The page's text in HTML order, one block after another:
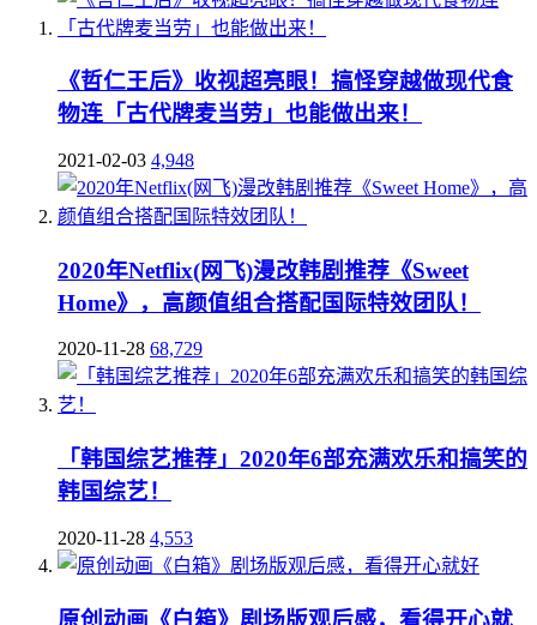
《哲仁王后》收视超亮眼！搞怪穿越做现代食
物连「古代牌麦当劳」也能做出来！
2021-02-03 4,948
2020年Netflix(网飞)漫改韩剧推荐《Sweet
Home》，高颜值组合搭配国际特效团队！
2020-11-28 68,729
「韩国综艺推荐」2020年6部充满欢乐和搞笑的
韩国综艺！
2020-11-28 4,553
原创动画《白箱》剧场版观后感，看得开心就